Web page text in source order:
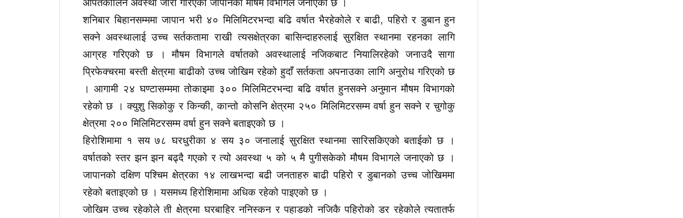
शनिबार बिहानसम्ममा जापान भरी ४० मिलिमिटरभन्दा बढि वर्षात भैरहेकोले र बाढी, पहिरो र डुबान हुन
सक्ने अवस्थालाई उच्च सर्तकतामा राखी त्यसक्षेत्रका बासिन्दाहरुलाई सुरक्षित स्थानमा रहनका लागि
आग्रह गरिएको छ । मौषम विभागले वर्षातको अवस्थालाई नजिकबाट नियालिरहेको जनाउदै सागा
प्रिफेक्चरमा बस्ती क्षेत्रमा बाढीको उच्च जोखिम रहेको हुदाँ सर्तकता अपनाउका लागि अनुरोध गरिएको छ
। आगामी २४ घण्टासम्ममा तोकाइमा ३०० मिलिमिटरभन्दा बढि वर्षात हुनसक्ने अनुमान मौषम विभागको
रहेको छ । क्युशु सिकोकु र किन्की, कान्तो कोसनि क्षेत्रमा २५० मिलिमिटरसम्म वर्षा हुन सक्ने र चुगोकु
क्षेत्रमा २०० मिलिमिटरसम्म वर्षा हुन सक्ने बताइएको छ ।
हिरोशिमामा १ सय ७८ घरधुरीका ४ सय ३० जनालाई सुरक्षित स्थानमा सारिसकिएको बताईको छ ।
वर्षातको स्तर झन झन बढ्दै गएको र त्यो अवस्था ५ को ५ मै पुगीसकेको मौषम विभागले जनाएको छ ।
जापानको दक्षिण पश्चिम क्षेत्रका १४ लाखभन्दा बढी जनताहरु बाढी पहिरो र डुबानको उच्च जोखिममा
रहेको बताइएको छ । यसमध्य हिरोशिमामा अधिक रहेको पाइएको छ ।
जोखिम उच्च रहेकोले ती क्षेत्रमा घरबाहिर ननिस्कन र पहाडको नजिकै पहिरोको डर रहेकोले त्यतातर्फ